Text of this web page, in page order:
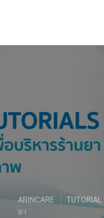
ARINCARE TUTORIAL
ยา